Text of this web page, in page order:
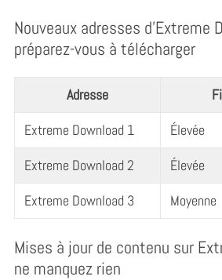
Nouveaux adresses d’Extreme
préparez-vous à télécharger
Adresse
Extreme Download 1
Élevée
Extreme Download 2
Élevée
Extreme Download 3
Moyenne
Mises à jour de contenu sur
ne manquez rien